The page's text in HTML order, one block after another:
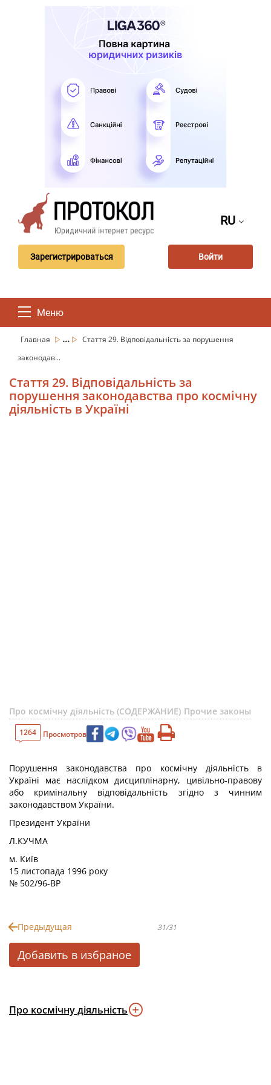
RU
Зарегистрироваться Войти
Меню
Главная ...
Стаття 29. Відповідальність за порушення
законодав...
Стаття 29. Відповідальність за
порушення законодавства про космічну
діяльність в Україні
Про космічну діяльність (СОДЕРЖАНИЕ) Прочие законы
1264 Просмотров
Порушення законодавства про космічну діяльність в
Україні має наслідком дисциплінарну, цивільно-правову
або кримінальну відповідальність згідно з чинним
законодавством України.
Президент України
Л.КУЧМА
м. Київ
15 листопада 1996 року
№ 502/96-ВР
Предыдущая 31/31
Добавить в избраное
Про космічну діяльність